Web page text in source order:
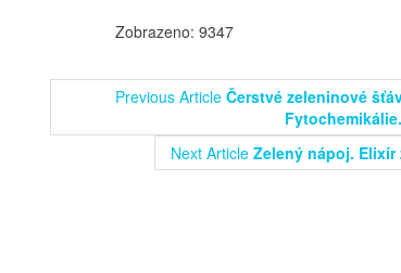
Zobrazeno: 9347
Previous Article Čerstvé zeleninové
Fytochemikálie.
Next Article Zelený nápoj.